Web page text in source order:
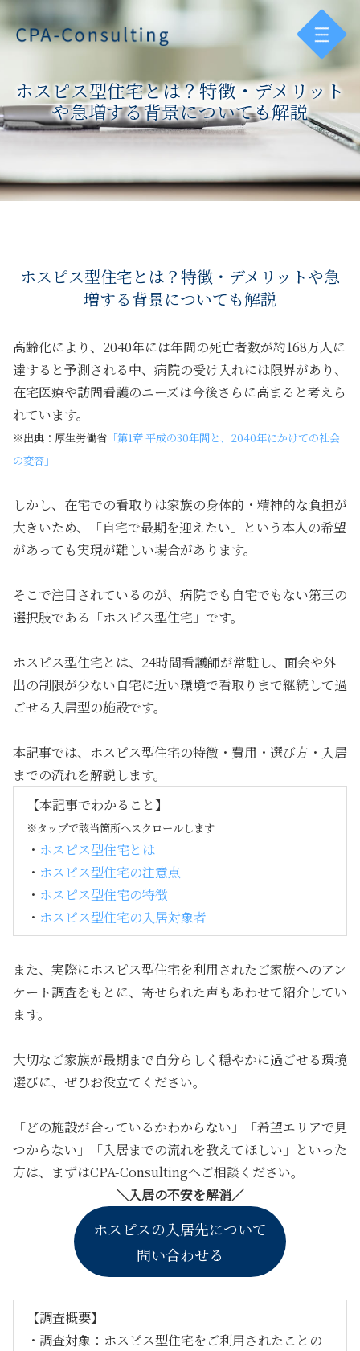
ホスピス型住宅とは？特徴・デメリット
や急増する背景についても解説
ホスピス型住宅とは？特徴・デメリットや急
増する背景についても解説
高齢化により、2040年には年間の死亡者数が約168万人に
達すると予測される中、病院の受け入れには限界があり、
在宅医療や訪問看護のニーズは今後さらに高まると考えら
れています。
※出典：厚生労働省 「第1章 平成の30年間と、2040年にかけての社会
の変容」
しかし、在宅での看取りは家族の身体的・精神的な負担が
大きいため、「自宅で最期を迎えたい」という本人の希望
があっても実現が難しい場合があります。
そこで注目されているのが、病院でも自宅でもない第三の
選択肢である「ホスピス型住宅」です。
ホスピス型住宅とは、24時間看護師が常駐し、面会や外
出の制限が少ない自宅に近い環境で看取りまで継続して過
ごせる入居型の施設です。
本記事では、ホスピス型住宅の特徴・費用・選び方・入居
までの流れを解説します。
【本記事でわかること】
※タップで該当箇所へスクロールします
・ ホスピス型住宅とは
・ ホスピス型住宅の注意点
・ ホスピス型住宅の特徴
・ ホスピス型住宅の入居対象者
また、実際にホスピス型住宅を利用されたご家族へのアン
ケート調査をもとに、寄せられた声もあわせて紹介してい
ます。
大切なご家族が最期まで自分らしく穏やかに過ごせる環境
選びに、ぜひお役立てください。
「どの施設が合っているかわからない」「希望エリアで見
つからない」「入居までの流れを教えてほしい」といった
方は、まずはCPA-Consultingへご相談ください。
＼入居の不安を解消／
ホスピスの入居先について
問い合わせる
【調査概要】
・調査対象：ホスピス型住宅をご利用されたことの